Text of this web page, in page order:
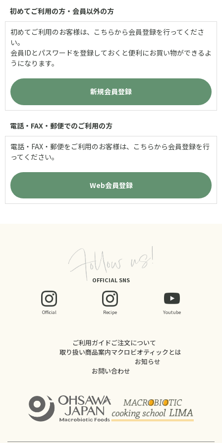
初めてご利用の方・会員以外の方
初めてご利用のお客様は、こちらから会員登録を行ってくださ
い。
会員IDとパスワードを登録しておくと便利にお買い物ができるよ
うになります。
電話・FAX・郵便でのご利用の方
電話・FAX・郵便をご利用のお客様は、こちらから会員登録を行
ってください。
OFFICIAL SNS
Official Recipe Youtube
ご利用ガイドご注文について
取り扱い商品案内マクロビオティックとは
お知らせ
お問い合わせ